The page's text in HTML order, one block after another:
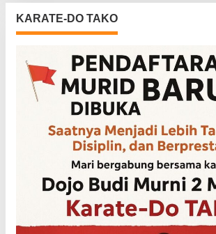
KARATE-DO TAKO